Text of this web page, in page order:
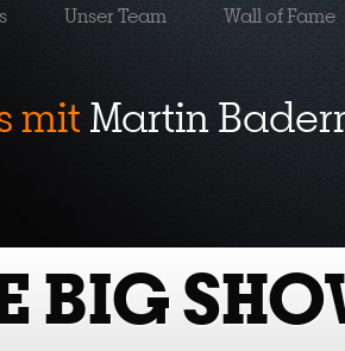
Unser Team Wall of Fame
mitMartin
BIG